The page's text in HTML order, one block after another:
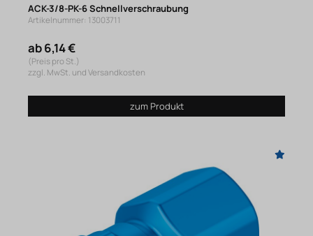
ACK-3/8-PK-6 Schnellverschraubung
Artikelnummer: 13003711
ab 6,14 €
(Preis pro St.)
zzgl. MwSt. und Versandkosten
zum Produkt